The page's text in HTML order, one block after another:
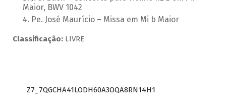
Maior, BWV 1042
Pe. José Maurício – Missa em Mi b Maior
Classificação:LIVRE
Z7_7QGCHA41LODH60A3OQA8RN14H1